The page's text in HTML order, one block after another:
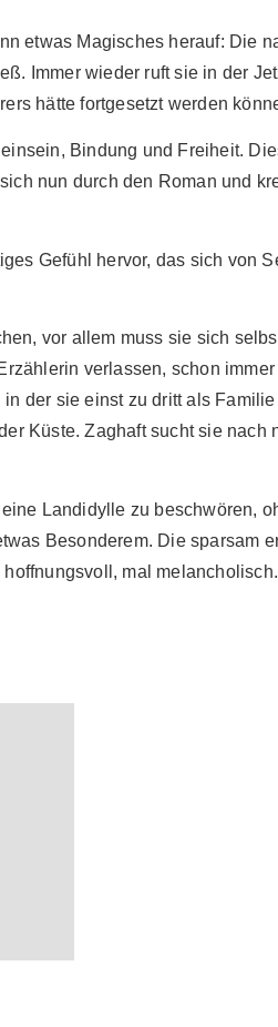
etwas Magisches herauf: Die
Immer wieder ruft sie in der
hätte fortgesetzt werden
Bindung und Freiheit.
nun durch den Roman und
Gefühl hervor, das sich von
vor allem muss sie sich
verlassen, schon
der sie einst zu dritt als
Küste. Zaghaft sucht sie
Landidylle zu beschwören,
Besonderem. Die sparsam
mal